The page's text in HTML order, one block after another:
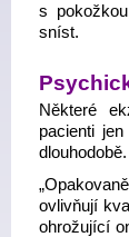
s
sníst.
Některé
pacienti
ovlivňují
ohrožující